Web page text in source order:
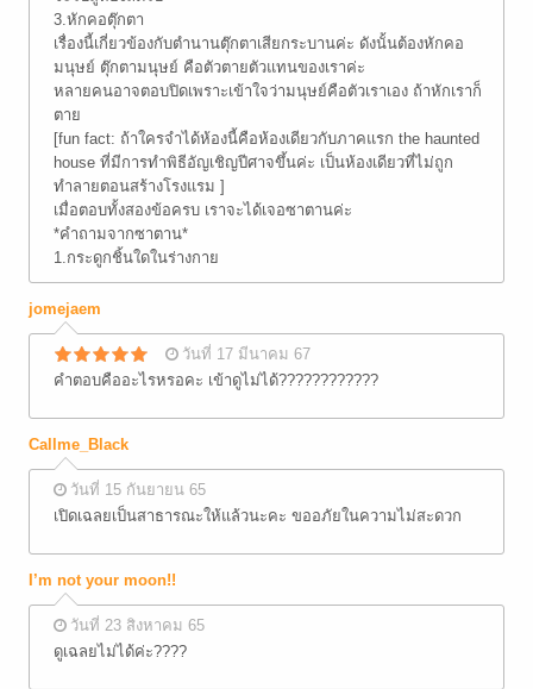
3.หักคอตุ๊กตา
เรื่องนี้เกี่ยวข้องกับตำนานตุ๊กตาเสียกระบานค่ะ ดังนั้นต้องหักคอ
มนุษย์ ตุ๊กตามนุษย์ คือตัวตายตัวแทนของเราค่ะ
หลายคนอาจตอบปิดเพราะเข้าใจว่ามนุษย์คือตัวเราเอง ถ้าหักเราก็
ตาย
[fun fact: ถ้าใครจำได้ห้องนี้คือห้องเดียวกับภาคแรก the haunted
house ที่มีการทำพิธีอัญเชิญปีศาจขึ้นค่ะ เป็นห้องเดียวที่ไม่ถูก
ทำลายตอนสร้างโรงแรม ]
เมื่อตอบทั้งสองข้อครบ เราจะได้เจอซาตานค่ะ
*คำถามจากซาตาน*
1.กระดูกชิ้นใดในร่างกาย
jomejaem
วันที่ 17 มีนาคม 67
คำตอบคืออะไรหรอคะ เข้าดูไม่ได้????????????
Callme_Black
วันที่ 15 กันยายน 65
เปิดเฉลยเป็นสาธารณะให้แล้วนะคะ ขออภัยในความไม่สะดวก
I’m not your moon!!
วันที่ 23 สิงหาคม 65
ดูเฉลยไม่ได้ค่ะ????